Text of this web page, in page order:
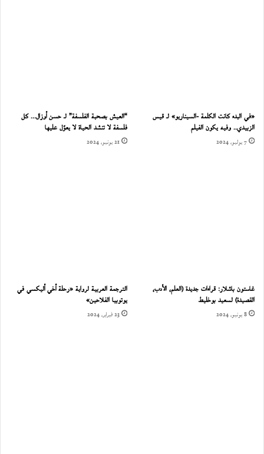
«في البدء كانت الكلمة -السيناريو» لـ قيس
الزبيدي.. وفيه يكون الفيلم
7 يوليو، 2024
“العيش بصحبة الفلسفة” لـ حسن أوزال… كل
فلسفة لا تنشد الحياة لا يعوّل عليها
21 يونيو، 2024
غاستون باشلار: قراءات جديدة (العلم، الأدب،
القصيدة) لسعيد بوخليط
8 يونيو، 2024
الترجمة العربية لرواية «رحلة أخي أليكسي في
يوتوبيا الفلاحين»
23 فبراير، 2024